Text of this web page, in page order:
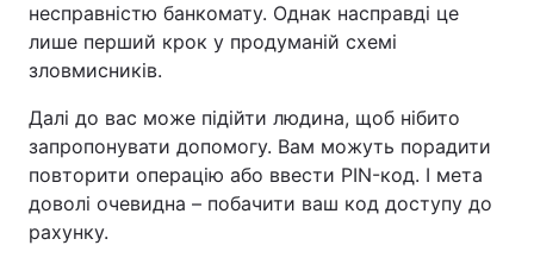
Тема оформлення
несправністю банкомату. Однак насправді це
лише перший крок у продуманій схемі
зловмисників.
Далі до вас може підійти людина, щоб нібито
запропонувати допомогу. Вам можуть порадити
повторити операцію або ввести PIN-код. І мета
доволі очевидна – побачити ваш код доступу до
рахунку.